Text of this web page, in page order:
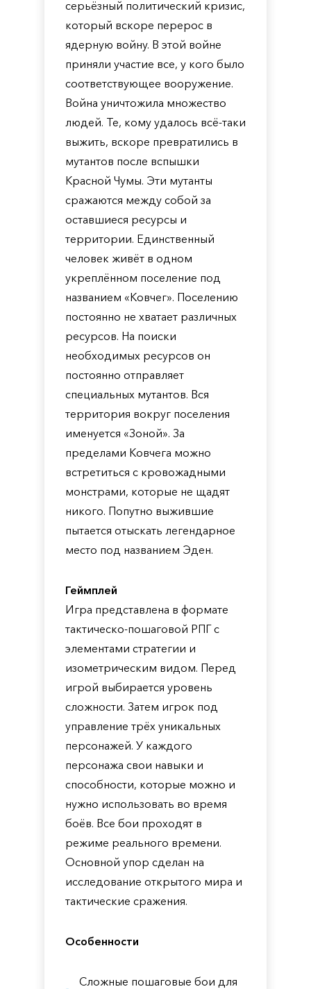
серьёзный политический кризис,
который вскоре перерос в
ядерную войну. В этой войне
приняли участие все, у кого было
соответствующее вооружение.
Война уничтожила множество
людей. Те, кому удалось всё-таки
выжить, вскоре превратились в
мутантов после вспышки
Красной Чумы. Эти мутанты
сражаются между собой за
оставшиеся ресурсы и
территории. Единственный
человек живёт в одном
укреплённом поселение под
названием «Ковчег». Поселению
постоянно не хватает различных
ресурсов. На поиски
необходимых ресурсов он
постоянно отправляет
специальных мутантов. Вся
территория вокруг поселения
именуется «Зоной». За
пределами Ковчега можно
встретиться с кровожадными
монстрами, которые не щадят
никого. Попутно выжившие
пытается отыскать легендарное
место под названием Эден.
Геймплей
Игра представлена в формате
тактическо-пошаговой РПГ с
элементами стратегии и
изометрическим видом. Перед
игрой выбирается уровень
сложности. Затем игрок под
управление трёх уникальных
персонажей. У каждого
персонажа свои навыки и
способности, которые можно и
нужно использовать во время
боёв. Все бои проходят в
режиме реального времени.
Основной упор сделан на
исследование открытого мира и
тактические сражения.
Особенности
Сложные пошаговые бои для